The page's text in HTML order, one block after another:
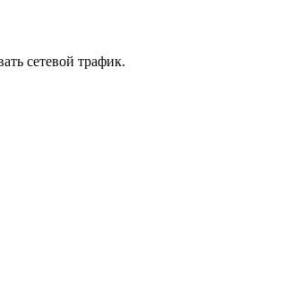
сетевой трафик.